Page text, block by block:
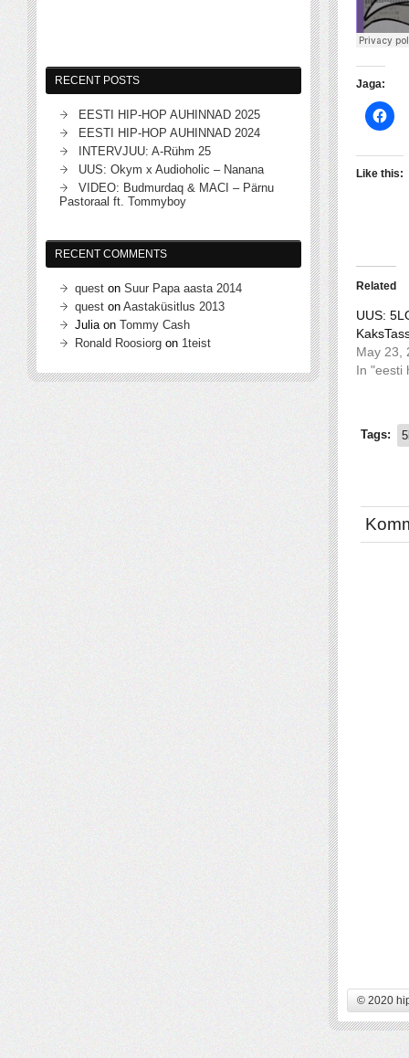
Jaga:
Like this:
Related
UUS:
May 23,
In "eesti
Tags:
© 2020
RECENT POSTS
EESTI HIP-HOP AUHINNAD 2025
EESTI HIP-HOP AUHINNAD 2024
INTERVJUU: A-Rühm 25
UUS: Okym x Audioholic – Nanana
VIDEO: Budmurdaq & MACI – Pärnu
Pastoraal ft. Tommyboy
RECENT COMMENTS
quest on Suur Papa aasta 2014
quest on Aastaküsitlus 2013
Juliaon Tommy Cash
Ronald Roosiorg on 1teist